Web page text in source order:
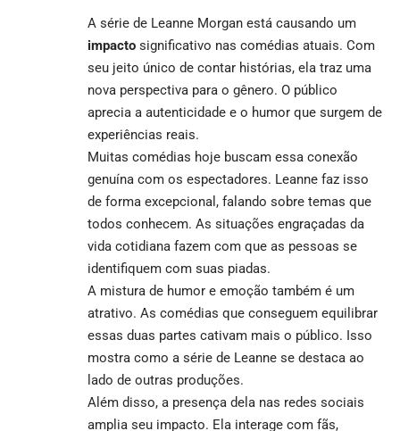
A série de Leanne Morgan está causando um
impacto significativo nas comédias atuais. Com
seu jeito único de contar histórias, ela traz uma
nova perspectiva para o gênero. O público
aprecia a autenticidade e o humor que surgem de
experiências reais.
Muitas comédias hoje buscam essa conexão
genuína com os espectadores. Leanne faz isso
de forma excepcional, falando sobre temas que
todos conhecem. As situações engraçadas da
vida cotidiana fazem com que as pessoas se
identifiquem com suas piadas.
A mistura de humor e emoção também é um
atrativo. As comédias que conseguem equilibrar
essas duas partes cativam mais o público. Isso
mostra como a série de Leanne se destaca ao
lado de outras produções.
Além disso, a presença dela nas redes sociais
amplia seu impacto. Ela interage com fãs,